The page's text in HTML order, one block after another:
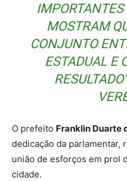
IMPORTANTES
MOSTRAM
CONJUNTO
ESTADUAL E
O prefeito Franklin Duarte
dedicação da parlamentar,
união de esforços em prol
cidade.